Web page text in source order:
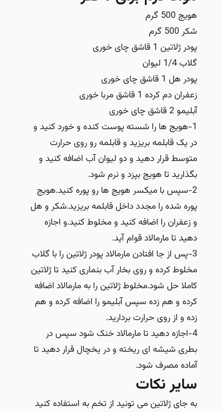
هویج 500 گرم
شکر 500 گرم
پودر ژلاتین 1 قاشق چای خوری
گلاب 1/4 لیوان
پودر هل 1 قاشق چای خوری
زعفران دم کرده 1 قاشق مربا خوری
آبلیمو 2 قاشق چای خوری
1-هویج ها را شسته پوست کنده و خورد کنید و
در یک قابلمه بریزید و قابلمه رو روی حرارت
متوسط قرار دهید و دو لیوان آب اضافه کنید و
بگذارید تا هویج بپزد و نرم شود.
2-سپس با میکسر هویج ها رو پوره کنید.هویج
پوره شده را مجدد داخل قابلمه بریزید.شکر و هل
و زعفران را اضافه کنید و مخلوط کنید.و اجازه
دهید تا مارمالاد قوام آید.
3-پس از جا افتادن مارمالاد پودر ژلاتین را با گلاب
مخلوط کرده و روی بخار آب بنماری کنید تا ژلاتین
کاملا حل شود.مخلوط ژلاتین را به مارمالاد اضافه
کرده و هم زده سپس آبلیمو را اضافه کرده و هم
زده و از روی حرارت بردارید.
4-اجازه دهید تا مارمالاد خنک شود سپس در
بطری شیشه ای ریخته و در یخچال قرار دهید تا
آماده مصرف شود.
سایر نکات
به جای ژلاتین می تونید از تخم به استفاده کنید